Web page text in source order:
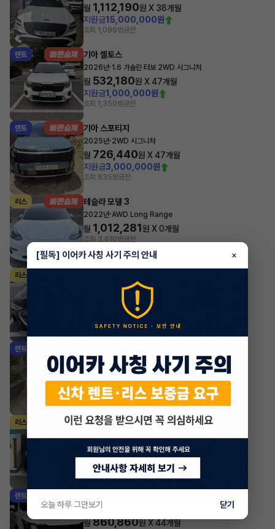
월 1,112,190원 X 38개월
지원금15,000,000원
조회 1,099방금전
렌트 기아 셀토스
2026년·1.6 가솔린 터보 2WD 시그니처
월 532,180원 X47개월
지원금1,000,000원
조회 1,350방금전
렌트 기아 스포티지
2025년·2WD 시그니처
월 726,440원 X47개월
지원금3,000,000원
조회 635방금전
리스 테슬라 모델 3
2022년·AWD Long Range
월 1,012,281원 X0개월
조회 3,610방금전
리스
55 quattro Sportback
1,237,782 원 X
10,000,000원
조회 3,651방금전
렌트
2026년 1.6 HEV 9인승 노블레스
월 798,500원 X 56개월
지원금7,000,000원
조회 6811시간 전
리스 BMW 8시리즈
월1,997,960원 X35개월
조회 7381시간 전
렌트
2025년
월 860,860원 X 44개월
[필독] 이어카 사칭 사기 주의 안내 ×
오늘 하루 그만보기 닫기